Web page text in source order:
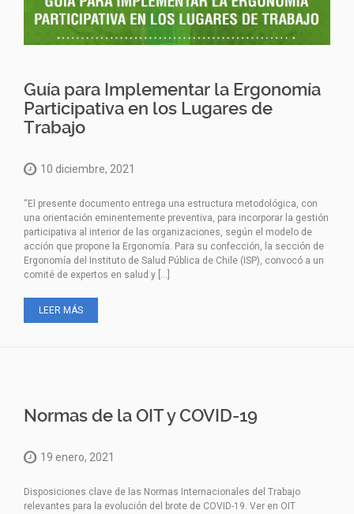
Guía para Implementar la Ergonomía
Participativa en los Lugares de
Trabajo
10 diciembre, 2021
“El presente documento entrega una estructura metodológica, con
una orientación eminentemente preventiva, para incorporar la gestión
participativa al interior de las organizaciones, según el modelo de
acción que propone la Ergonomía. Para su confección, la sección de
Ergonomía del Instituto de Salud Pública de Chile (ISP), convocó a un
comité de expertos en salud y […]
LEER MÁS
Normas de la OIT y COVID-19
19 enero, 2021
Disposiciones clave de las Normas Internacionales del Trabajo
relevantes para la evolución del brote de COVID-19. Ver en OIT